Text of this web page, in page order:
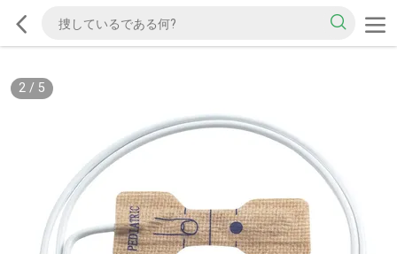
2/ 5